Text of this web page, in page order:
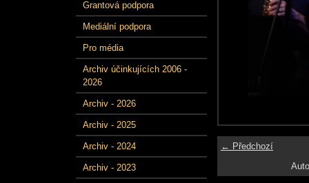
Grantová podpora
Mediální podpora
Pro média
Archiv účinkujících 2006 -
2026
Archiv - 2026
Archiv - 2025
Archiv - 2024
Archiv - 2023
← Předchozí